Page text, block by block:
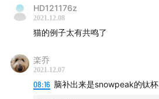
HD121176z
2021.12.08
猫的例子太有共鸣了
楽乔
2021.12.07
08:16 脑补出来是snowpeak的钛杯